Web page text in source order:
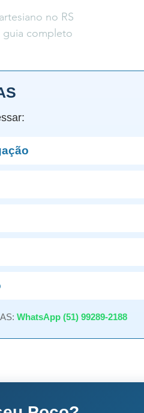
no RS
guia completo
WhatsApp (51) 99289-2188